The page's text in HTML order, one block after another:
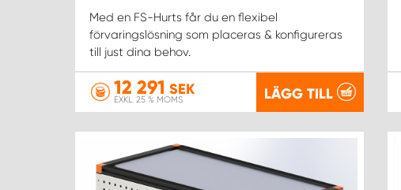
Med en FS-Hurts får du en flexibel
förvaringslösning som placeras & konfigureras
till just dina behov.
12 291 SEK
EXKL. 25 % MOMS LÄGG TILL